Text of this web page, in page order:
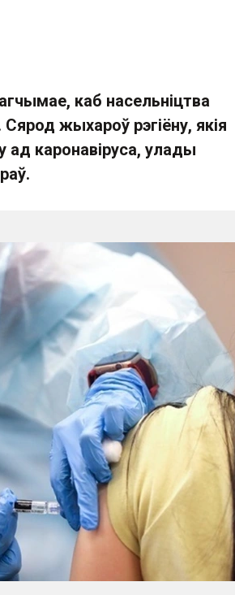
каб насельніцтва
жыхароў рэгіёну, якія
каронавіруса, улады